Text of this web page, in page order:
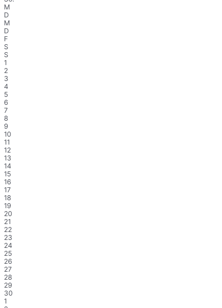
M
D
M
D
F
S
S
1
2
3
4
5
6
7
8
9
10
11
12
13
14
15
16
17
18
19
20
21
22
23
24
25
26
27
28
29
30
1